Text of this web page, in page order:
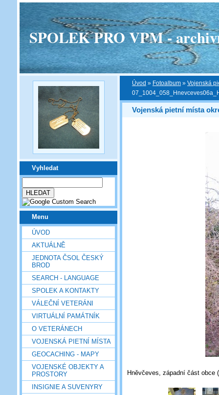
SPOLEK PRO VPM -
Vyhledat
Menu
ÚVOD
AKTUÁLNĚ
JEDNOTA ČSOL ČESKÝ
BROD
SEARCH - LANGUAGE
SPOLEK A KONTAKTY
VÁLEČNÍ VETERÁNI
VIRTUÁLNÍ PAMÁTNÍK
O VETERÁNECH
VOJENSKÁ PIETNÍ MÍSTA
GEOCACHING - MAPY
VOJENSKÉ OBJEKTY A
PROSTORY
INSIGNIE A SUVENYRY
Úvod » Fotoalbum » Vojenská
Vojenská pietní místa
Hněvčeves, západní část obce